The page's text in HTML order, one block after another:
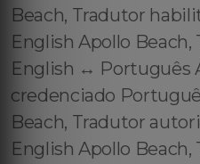
Beach, Tradutor
English Apollo
English ↔️ Português
credenciado
Beach, Tradutor
English Apollo